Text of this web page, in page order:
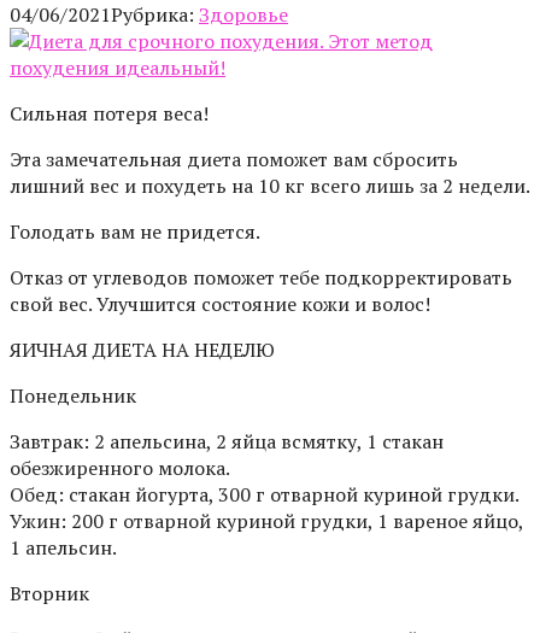
04/06/2021Рубрика: Здоровье
Сильная потеря веса!
Эта замечательная диета поможет вам сбросить
лишний вес и похудеть на 10 кг всего лишь за 2 недели.
Голодать вам не придется.
Отказ от углеводов поможет тебе подкорректировать
свой вес. Улучшится состояние кожи и волос!
ЯИЧНАЯ ДИЕТА НА НЕДЕЛЮ
Понедельник
Завтрак: 2 апельсина, 2 яйца всмятку, 1 стакан
обезжиренного молока.
Обед: стакан йогурта, 300 г отварной куриной грудки.
Ужин: 200 г отварной куриной грудки, 1 вареное яйцо,
1 апельсин.
Вторник